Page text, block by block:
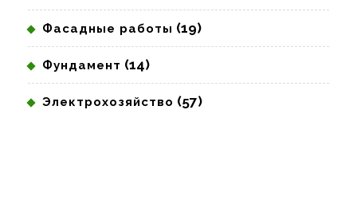
Фасадные работы (19)
Фундамент (14)
Электрохозяйство (57)